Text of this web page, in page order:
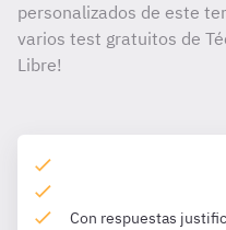
personalizados de este
varios test gratuitos de
Libre!
Con respuestas